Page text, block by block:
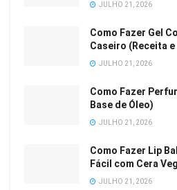
JULHO 21, 2026
Como Fazer Gel
Caseiro (Receita
JULHO 21, 2026
Como Fazer
Base de Óleo)
JULHO 21, 2026
Como Fazer Lip
Fácil com Cera
JULHO 21, 2026